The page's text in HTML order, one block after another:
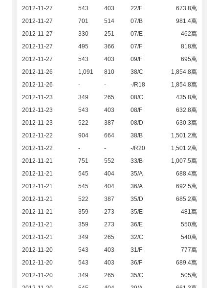
2012-11-27
543 403 22/F
673.8萬
2012-11-27
701 514 07/B
981.4萬
2012-11-27
330 251 07/E
462萬
2012-11-27
495 366 07/F
818萬
2012-11-27
543 403 09/F
695萬
2012-11-26
1,091 810 38/C
1,854.8萬
2012-11-26
- - -/R18
1,854.8萬
2012-11-23
349 265 08/C
435.8萬
2012-11-23
543 403 08/F
632.8萬
2012-11-23
522 387 08/D
630.3萬
2012-11-22
904 664 38/B
1,501.2萬
2012-11-22
- - -/R20
1,501.2萬
2012-11-21
751 552 33/B
1,007.5萬
2012-11-21
545 404 35/A
688.4萬
2012-11-21
545 404 36/A
692.5萬
2012-11-21
522 387 35/D
685.2萬
2012-11-21
359 273 35/E
481萬
2012-11-21
359 273 36/E
550萬
2012-11-21
349 265 32/C
540萬
2012-11-20
543 403 31/F
777萬
2012-11-20
543 403 36/F
689.4萬
2012-11-20
349 265 35/C
505萬